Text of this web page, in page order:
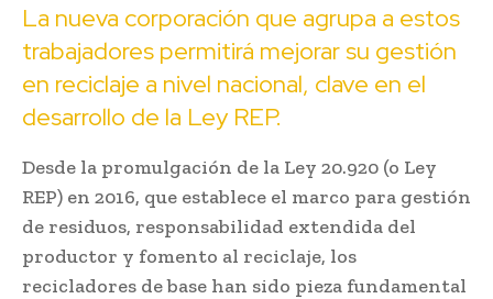
La nueva corporación que agrupa a estos
trabajadores permitirá mejorar su gestión
en reciclaje a nivel nacional, clave en el
desarrollo de la Ley REP.
Desde la promulgación de la Ley 20.920 (o Ley
REP) en 2016, que establece el marco para gestión
de residuos, responsabilidad extendida del
productor y fomento al reciclaje, los
recicladores de base han sido pieza fundamental